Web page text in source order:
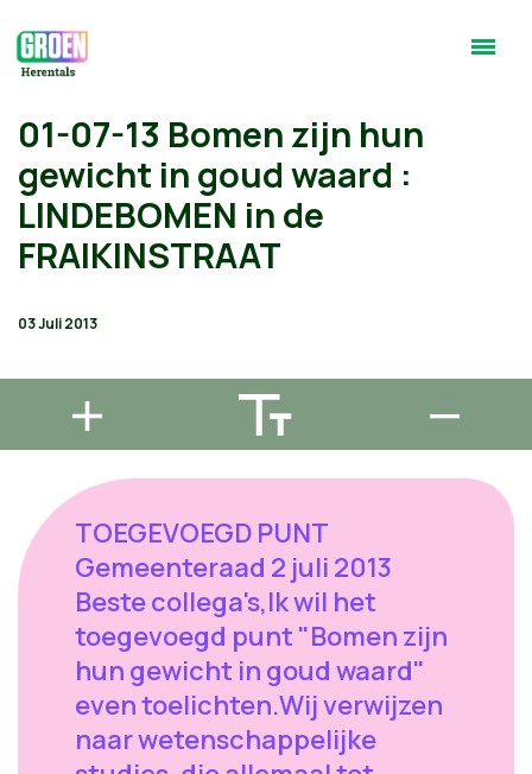
01-07-13 Bomen zijn hun
gewicht in goud waard :
LINDEBOMEN in de
FRAIKINSTRAAT
03 Juli 2013
TOEGEVOEGD PUNT
Gemeenteraad 2 juli 2013
Beste collega's,Ik wil het
toegevoegd punt "Bomen zijn
hun gewicht in goud waard"
even toelichten.Wij verwijzen
naar wetenschappelijke